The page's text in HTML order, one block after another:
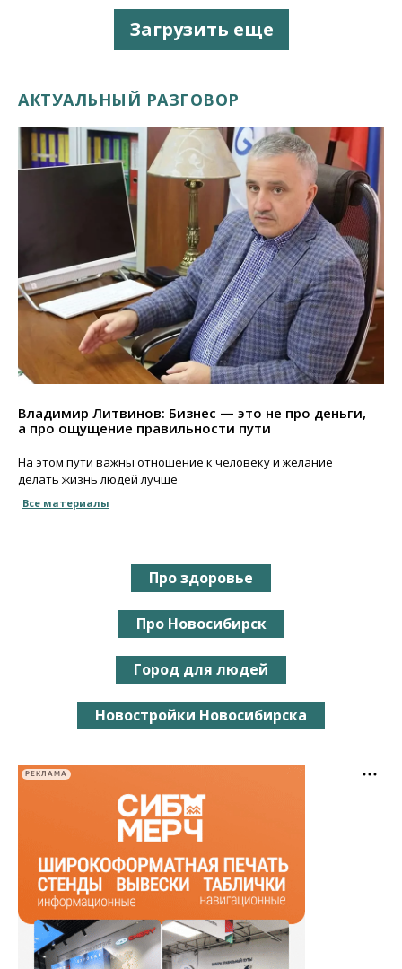
Загрузить еще
АКТУАЛЬНЫЙ РАЗГОВОР
Владимир Литвинов: Бизнес — это не про деньги,
а про ощущение правильности пути
На этом пути важны отношение к человеку и желание
делать жизнь людей лучше
Все материалы
Про здоровье
Про Новосибирск
Город для людей
Новостройки Новосибирска
РЕКЛАМА